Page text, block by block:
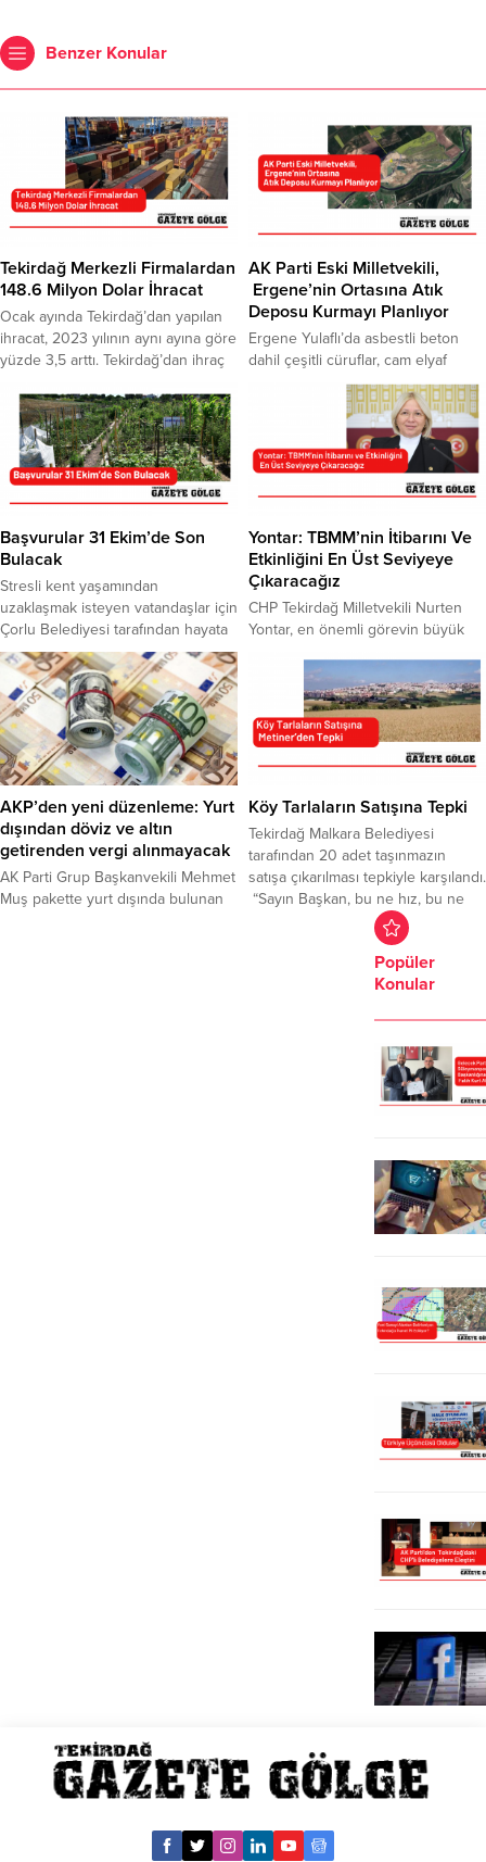
Benzer Konular
Tekirdağ Merkezli Firmalardan
148.6 Milyon Dolar İhracat
Ocak ayında Tekirdağ’dan yapılan
ihracat, 2023 yılının aynı ayına göre
yüzde 3,5 arttı. Tekirdağ’dan ihraç
sırada Almanya, ABD, Rusya
Federasyonu, Bulgaristan, Fransa
ve İspanya yer alıyor. Konuya ilişkin
değerlendirmede bulunan Tekirdağ
Ticaret ve Sanayi Odası (TSO)
Yönetim Kurulu Üyesi Cengiz...
AK Parti Eski Milletvekili,
Ergene’nin Ortasına Atık
Deposu Kurmayı Planlıyor
Ergene Yulaflı’da asbestli beton
dahil çeşitli cüruflar, cam elyaf
atıkları, termik santral, metal sanayi
gibi ocak ve fırınlarının atıkları gibi
pek çok endüstriyel atıkların kabul
edilmesi öngörülen 3. Sınıf Düzenli
Depolama Tesisi kurulması
planlanıyor. AK Parti eski milletvekili
planlanan Düzenli Depolama Tesisi
için 12 Mayıs Cuma...
Başvurular 31 Ekim’de Son
Bulacak
Stresli kent yaşamından
uzaklaşmak isteyen vatandaşlar için
Çorlu Belediyesi tarafından hayata
geçirilen “Hobi Bahçeleri”
projesinde 2024 yılı için ön talep
toplama başvuruları başladı.
Başvurular, 31 Ekim 2023 Salı günü
sona erecek. Belediye tarafından
yapılan açıklamaya göre; Ön talep
toplama başvurularının ardından
Çorlu Belediyesi encümeni
huzurunda yapılacak asil ve yedek
listenin...
Yontar: TBMM’nin İtibarını Ve
Etkinliğini En Üst Seviyeye
Çıkaracağız
CHP Tekirdağ Milletvekili Nurten
Yontar, en önemli görevin büyük
aydınlattığı yolda hiç durmadan
çalışmak olduğunu söyledi. 23
Nisan Ulusal Egemenlik ve Çocuk
Bayramı dolayısıyla mesaj
yayınlayan Yontar, demokrasisi
büyüyemeyeceği gerçeğinden
hareketle, Cumhuriyet Halk Partisi
iktidarında, darbe hukukundan
arınmış gerçek anlamda
Demokratik Parlamenter Sistemi
mutlaka...
AKP’den yeni düzenleme: Yurt
dışından döviz ve altın
getirenden vergi alınmayacak
AK Parti Grup Başkanvekili Mehmet
Muş pakette yurt dışında bulunan
Köy Tarlaların Satışına Tepki
Tekirdağ Malkara Belediyesi
tarafından 20 adet taşınmazın
satışa çıkarılması tepkiyle karşılandı.
“Sayın Başkan, bu ne hız, bu ne
acele?” diyen İYİ Parti Tekirdağ İl
Başkanı Gökhan Metiner, Belediye
Başkanı Nergiz Karaağaçlı
Öztürk’ün göreve başladığı gibi
kararların kamu yararına uygun
Popüler
Konular